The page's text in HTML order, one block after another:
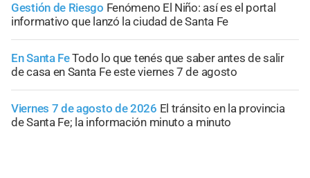
Gestión de Riesgo Fenómeno El Niño: así es el portal
informativo que lanzó la ciudad de Santa Fe
En Santa FeTodo lo que tenés que saber antes de salir
de casa en Santa Fe este viernes 7 de agosto
Viernes 7 de agosto de 2026 El tránsito en la provincia
de Santa Fe; la información minuto a minuto